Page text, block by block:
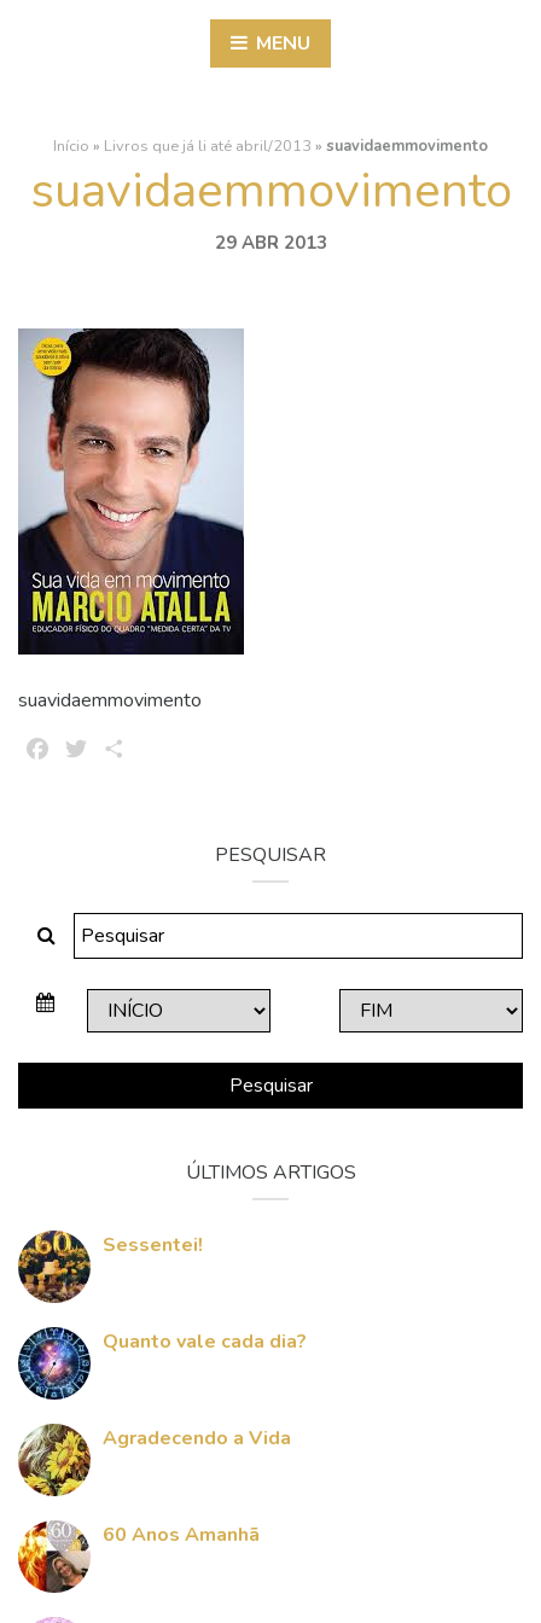
MENU
Início » Livros que já li até abril/2013 » suavidaemmovimento
suavidaemmovimento
29 ABR 2013
suavidaemmovimento
FacebookTwitter
PESQUISAR
Pesquisar
ÚLTIMOS ARTIGOS
Sessentei!
Quanto vale cada dia?
Agradecendo a Vida
60 Anos Amanhã